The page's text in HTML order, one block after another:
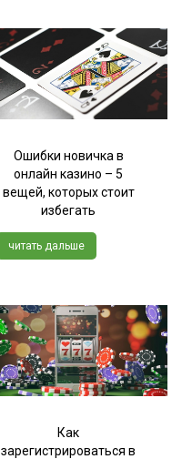
Ошибки новичка в
онлайн казино – 5
вещей, которых стоит
избегать
читать дальше
Как
зарегистрироваться в